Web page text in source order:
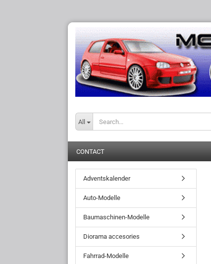
All
CONTACT
Adventskalender
Auto-Modelle
Baumaschinen-Modelle
Diorama accesories
Fahrrad-Modelle